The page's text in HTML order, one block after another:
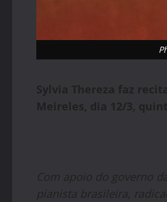
Sylvia Thereza faz
Meireles, dia 12/3,
Com apoio do governo
pianista brasileira,